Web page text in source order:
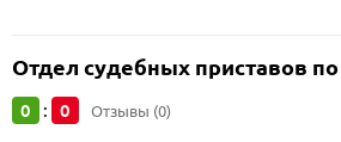
Отдел судебных приставов
0 : 0 Отзывы (0)